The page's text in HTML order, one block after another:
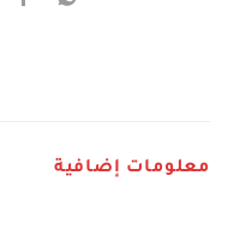
معلومات إضافية